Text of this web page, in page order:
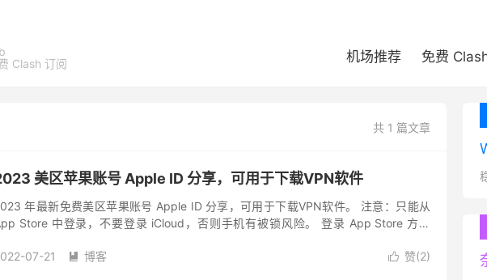
Clash 订阅
机场推荐 免费
共 1 篇文章
美区苹果账号 Apple ID 分享，可用于下载VPN软件
年最新免费美区苹果账号 Apple ID 分享，可用于下载VPN软件。 注意：只能从
Store 中登录，不要登录 iCloud，否则手机有被锁风险。 登录 App Store 方法
 赞(2)
07-21  博客